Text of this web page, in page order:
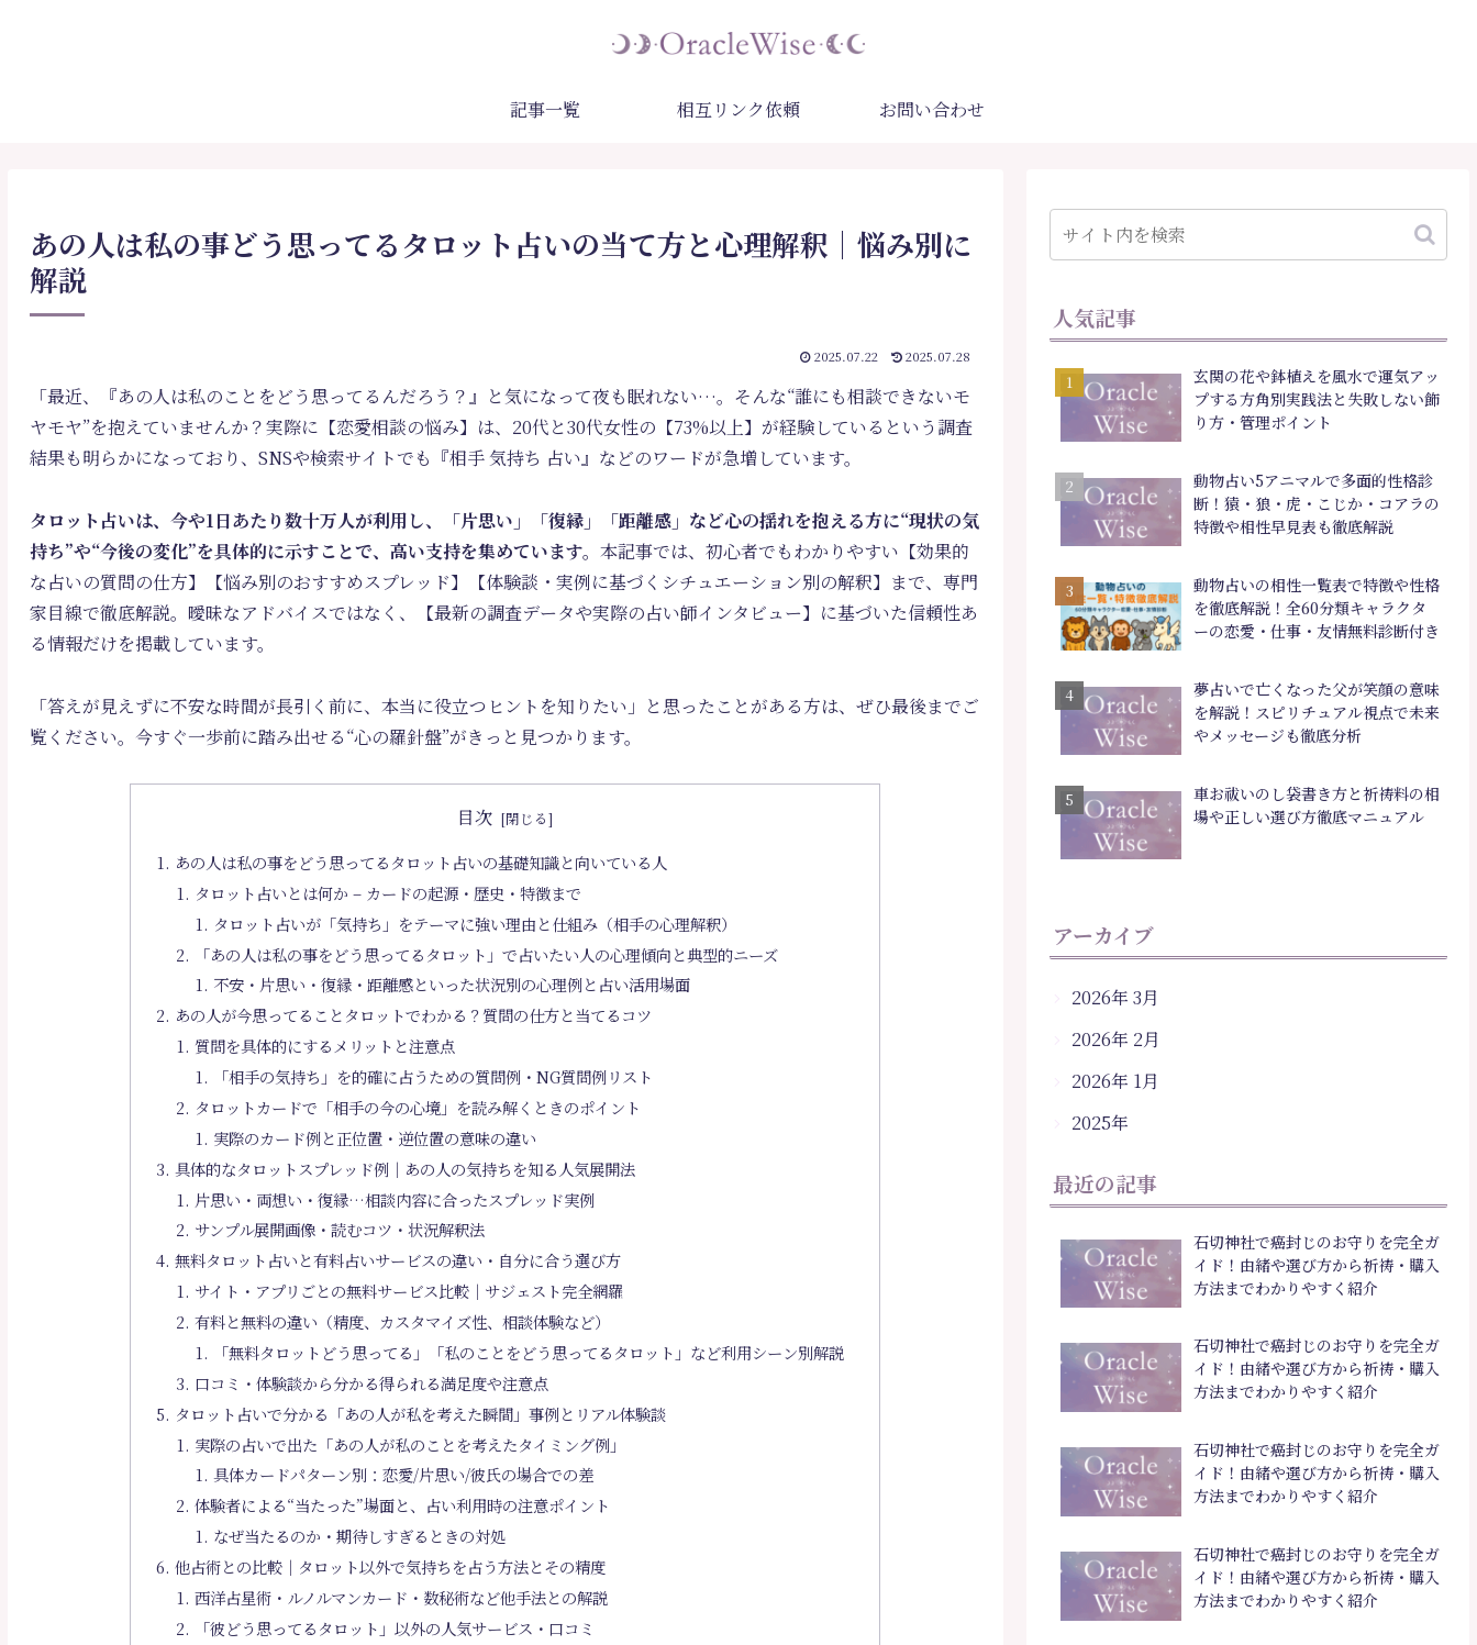
記事一覧 相互リンク依頼 お問い合わせ
あの人は私の事どう思ってるタロット占いの当て方と心理解釈｜悩み別に
解説
2025.07.22 2025.07.28
「最近、『あの人は私のことをどう思ってるんだろう？』と気になって夜も眠れない…。そんな“誰にも相談できないモ
ヤモヤ”を抱えていませんか？実際に【恋愛相談の悩み】は、20代と30代女性の【73%以上】が経験しているという調査
結果も明らかになっており、SNSや検索サイトでも『相手 気持ち 占い』などのワードが急増しています。
タロット占いは、今や1日あたり数十万人が利用し、「片思い」「復縁」「距離感」など心の揺れを抱える方に“現状の気
持ち”や“今後の変化”を具体的に示すことで、高い支持を集めています。 本記事では、初心者でもわかりやすい【効果的
な占いの質問の仕方】【悩み別のおすすめスプレッド】【体験談・実例に基づくシチュエーション別の解釈】まで、専門
家目線で徹底解説。曖昧なアドバイスではなく、【最新の調査データや実際の占い師インタビュー】に基づいた信頼性あ
る情報だけを掲載しています。
「答えが見えずに不安な時間が長引く前に、本当に役立つヒントを知りたい」と思ったことがある方は、ぜひ最後までご
覧ください。今すぐ一歩前に踏み出せる“心の羅針盤”がきっと見つかります。
目次
あの人は私の事をどう思ってるタロット占いの基礎知識と向いている人
タロット占いとは何か – カードの起源・歴史・特徴まで
タロット占いが「気持ち」をテーマに強い理由と仕組み（相手の心理解釈）
「あの人は私の事をどう思ってるタロット」で占いたい人の心理傾向と典型的ニーズ
不安・片思い・復縁・距離感といった状況別の心理例と占い活用場面
あの人が今思ってることタロットでわかる？質問の仕方と当てるコツ
質問を具体的にするメリットと注意点
「相手の気持ち」を的確に占うための質問例・NG質問例リスト
タロットカードで「相手の今の心境」を読み解くときのポイント
実際のカード例と正位置・逆位置の意味の違い
具体的なタロットスプレッド例｜あの人の気持ちを知る人気展開法
片思い・両想い・復縁…相談内容に合ったスプレッド実例
サンプル展開画像・読むコツ・状況解釈法
無料タロット占いと有料占いサービスの違い・自分に合う選び方
サイト・アプリごとの無料サービス比較｜サジェスト完全網羅
有料と無料の違い（精度、カスタマイズ性、相談体験など）
「無料タロットどう思ってる」「私のことをどう思ってるタロット」など利用シーン別解説
口コミ・体験談から分かる得られる満足度や注意点
タロット占いで分かる「あの人が私を考えた瞬間」事例とリアル体験談
実際の占いで出た「あの人が私のことを考えたタイミング例」
具体カードパターン別：恋愛/片思い/彼氏の場合での差
体験者による“当たった”場面と、占い利用時の注意ポイント
なぜ当たるのか・期待しすぎるときの対処
他占術との比較｜タロット以外で気持ちを占う方法とその精度
西洋占星術・ルノルマンカード・数秘術など他手法との解説
「彼どう思ってるタロット」以外の人気サービス・口コミ
人気記事
玄関の花や鉢植えを風水で運気アッ
プする方角別実践法と失敗しない飾
り方・管理ポイント
動物占い5アニマルで多面的性格診
断！猿・狼・虎・こじか・コアラの
特徴や相性早見表も徹底解説
動物占いの相性一覧表で特徴や性格
を徹底解説！全60分類キャラクタ
ーの恋愛・仕事・友情無料診断付き
夢占いで亡くなった父が笑顔の意味
を解説！スピリチュアル視点で未来
やメッセージも徹底分析
車お祓いのし袋書き方と祈祷料の相
場や正しい選び方徹底マニュアル
アーカイブ
2026年 3月
2026年 2月
2026年 1月
2025年
最近の記事
石切神社で癌封じのお守りを完全ガ
イド！由緒や選び方から祈祷・購入
方法までわかりやすく紹介
石切神社で癌封じのお守りを完全ガ
イド！由緒や選び方から祈祷・購入
方法までわかりやすく紹介
石切神社で癌封じのお守りを完全ガ
イド！由緒や選び方から祈祷・購入
方法までわかりやすく紹介
石切神社で癌封じのお守りを完全ガ
イド！由緒や選び方から祈祷・購入
方法までわかりやすく紹介